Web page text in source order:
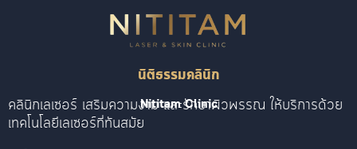
นิติธรรมคลินิก
Nititam Clinic
คลินิกเลเซอร์ เสริมความงาม และรักษาผิวพรรณ ให้บริการด้วย
เทคโนโลยีเลเซอร์ที่ทันสมัย